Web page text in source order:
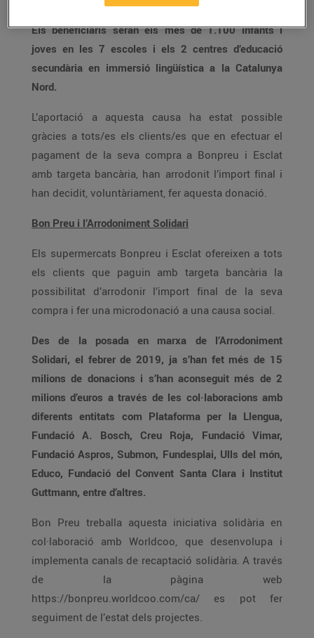
Els beneficiaris seran els més de 1.100 infants i
joves en les 7 escoles i els 2 centres d’educació
secundària en immersió lingüística a la Catalunya
Nord.
L’aportació a aquesta causa ha estat possible
gràcies a tots/es els clients/es que en efectuar el
pagament de la seva compra a Bonpreu i Esclat
amb targeta bancària, han arrodonit l’import final i
han decidit, voluntàriament, fer aquesta donació.
Bon Preu i l’Arrodoniment Solidari
Els supermercats Bonpreu i Esclat ofereixen a tots
els clients que paguin amb targeta bancària la
possibilitat d’arrodonir l’import final de la seva
compra i fer una microdonació a una causa social.
Des de la posada en marxa de l’Arrodoniment
Solidari, el febrer de 2019, ja s’han fet més de 15
milions de donacions i s’han aconseguit més de 2
milions d’euros a través de les col·laboracions amb
diferents entitats com Plataforma per la Llengua,
Fundació A. Bosch, Creu Roja, Fundació Vimar,
Fundació Aspros, Submon, Fundesplai, Ulls del món,
Educo, Fundació del Convent Santa Clara i Institut
Guttmann, entre d’altres.
Bon Preu treballa aquesta iniciativa solidària en
col·laboració amb Worldcoo, que desenvolupa i
implementa canals de recaptació solidària. A través
de la pàgina web
https://bonpreu.worldcoo.com/ca/ es pot fer
seguiment de l’estat dels projectes.